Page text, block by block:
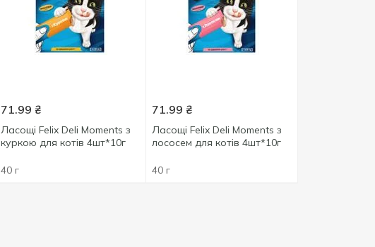
71.99 ₴
Ласощі Felix Deli Moments з
куркою для котів 4шт*10г
40 г
71.99 ₴
Ласощі Felix Deli Moments з
лососем для котів 4шт*10г
40 г